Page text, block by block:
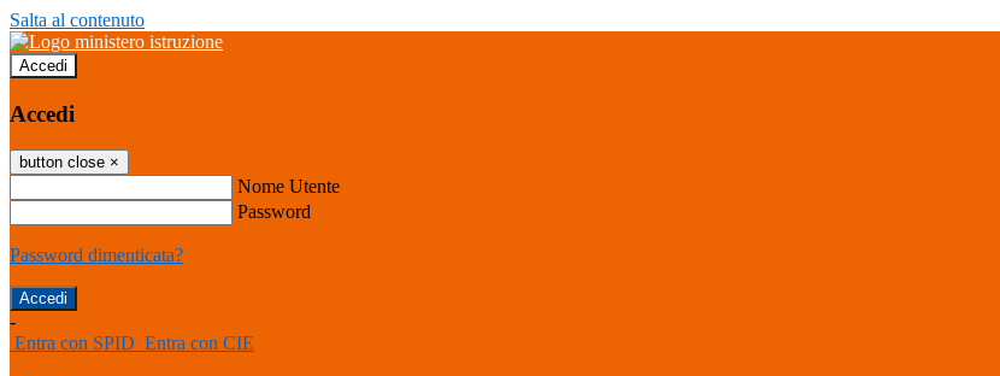
Salta al contenuto
Accedi
Accedi
button close ×
Nome Utente
Password
Password dimenticata?
-
Entra con SPID Entra con CIE